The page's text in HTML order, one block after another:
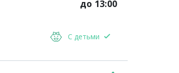
до 13:00
С детьми